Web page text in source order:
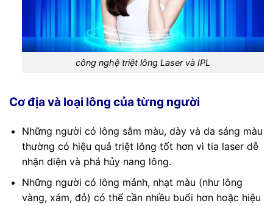
công nghệ triệt lông Laser và IPL
Cơ địa và loại lông của từng người
Những người có lông sẫm màu, dày và da sáng màu
thường có hiệu quả triệt lông tốt hơn vì tia laser dễ
nhận diện và phá hủy nang lông.
Những người có lông mảnh, nhạt màu (như lông
vàng, xám, đỏ) có thể cần nhiều buổi hơn hoặc hiệu